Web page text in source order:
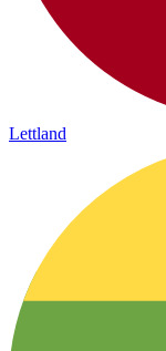
Lettland